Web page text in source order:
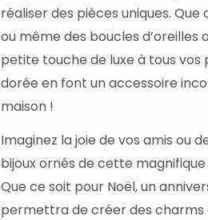
réaliser des pièces uniques.
ou même des boucles
petite touche de luxe à tous vos
dorée en font un accessoire
maison !
Imaginez la joie de vos amis ou
bijoux ornés de cette magnifique
Que ce soit pour Noël, un
permettra de créer des charms